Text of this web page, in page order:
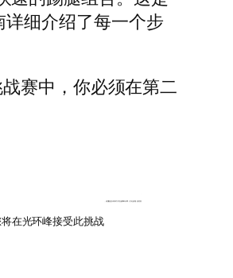
细介绍了每一个步
赛中，你必须在第二
在光环峰接受此挑战
。该技能是以特殊方式击败boss天鹰（又名妙善）的奖励